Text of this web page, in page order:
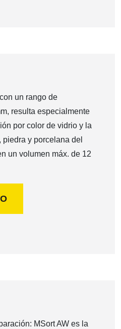
un rango de
resulta especialmente
por color de vidrio y la
y porcelana del
un volumen máx. de 12
MSort AW es la